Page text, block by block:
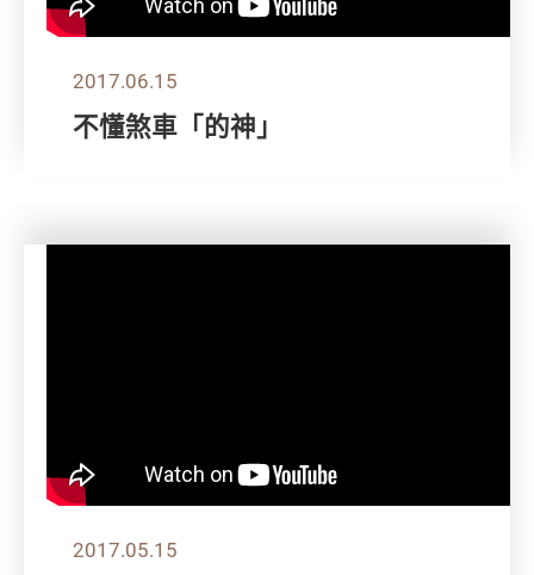
2017.06.15
不懂煞車「的神」
2017.05.15